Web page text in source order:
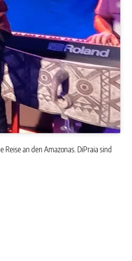
an den Amazonas. DiPraia sind